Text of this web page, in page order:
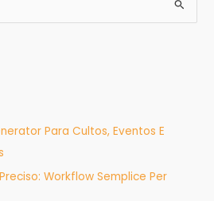
Para Cultos, Eventos E
Workflow Semplice Per